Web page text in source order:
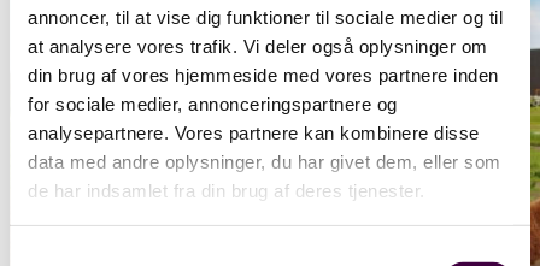
annoncer, til at vise dig funktioner til sociale medier og til
at analysere vores trafik. Vi deler også oplysninger om
din brug af vores hjemmeside med vores partnere inden
for sociale medier, annonceringspartnere og
analysepartnere. Vores partnere kan kombinere disse
data med andre oplysninger, du har givet dem, eller som
de har indsamlet fra din brug af deres tjenester.